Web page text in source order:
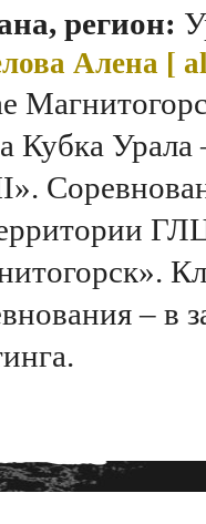
регион:
Алена [
Кубка
– в